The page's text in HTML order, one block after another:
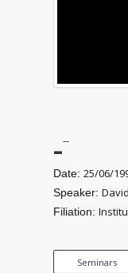
---
Date:25/06/
Speaker:
Filiation:
Seminars